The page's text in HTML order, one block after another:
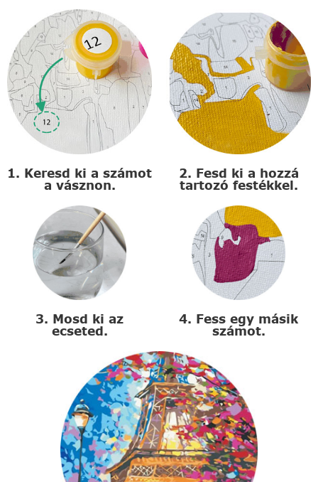
1. Keresd ki a számot
a vásznon.
2. Fesd ki a hozzá
tartozó festékkel.
3. Mosd ki az
ecseted.
4. Fess egy másik
számot.